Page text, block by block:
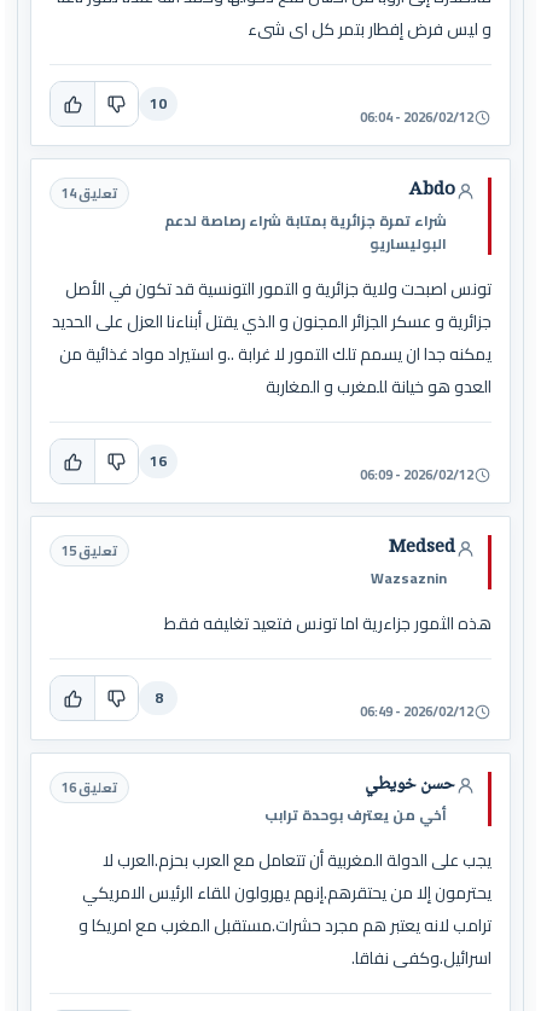
و ليس فرض إفطار بتمر كل اى شىء
2026/02/12 - 06:04
10
Abdo
شراء تمرة جزائرية بمتابة شراء رصاصة لدعم
البوليساريو
تعليق 14
تونس اصبحت ولاية جزائرية و التمور التونسية قد تكون في الأصل
جزائرية و عسكر الجزائر المجنون و الذي يقتل أبناءنا العزل على الحديد
يمكنه جدا ان يسمم تلك التمور لا غرابة ..و استيراد مواد غذائية من
العدو هو خيانة للمغرب و المغاربة
2026/02/12 - 06:09
16
Medsed
Wazsaznin
تعليق 15
هذه الثمور جزاءرية اما تونس فتعيد تغليفه فقط
2026/02/12 - 06:49
8
حسن خويطي
أخي من يعترف بوحدة ترابب
تعليق 16
يجب على الدولة المغربية أن تتعامل مع العرب بحزم.العرب لا
يحترمون إلا من يحتقرهم.إنهم يهرولون للقاء الرئيس الامريكي
ترامب لانه يعتبر هم مجرد حشرات.مستقبل المغرب مع امريكا و
اسرائيل.وكفى نفاقا.